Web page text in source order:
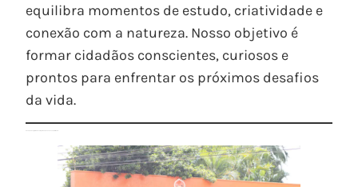
equilibra momentos de estudo, criatividade e
conexão com a natureza. Nosso objetivo é
formar cidadãos conscientes, curiosos e
prontos para enfrentar os próximos desafios
da vida.